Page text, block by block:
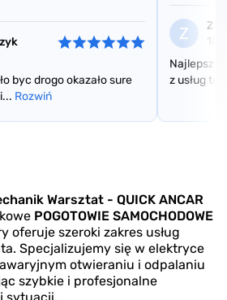
byc drogo okazało sure
Rozwiń
Z
Najlepszy
z usług
Warsztat - QUICK ANCAR
POGOTOWIE SAMOCHODOWE
oferuje szeroki zakres usług
Specjalizujemy się w elektryce
otwieraniu i odpalaniu
szybkie i profesjonalne